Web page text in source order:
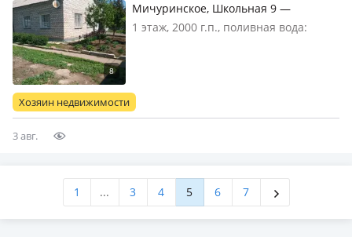
Мичуринское, Школьная 9 —
Завоцкая
1 этаж, 2000 г.п., поливная вода:
кирпича фундамент блоки 2 в
глубину (при желание можно 2 этаж)
Хозяин недвижимости
3 авг.
1 ... 3 4 5 6 7